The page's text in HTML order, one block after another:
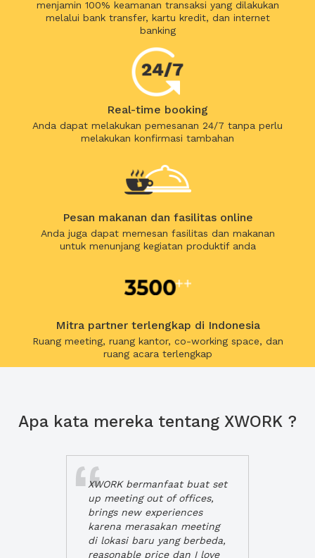
menjamin 100% keamanan transaksi yang dilakukan
melalui bank transfer, kartu kredit, dan internet
banking
Real-time booking
Anda dapat melakukan pemesanan 24/7 tanpa perlu
melakukan konfirmasi tambahan
Pesan makanan dan fasilitas online
Anda juga dapat memesan fasilitas dan makanan
untuk menunjang kegiatan produktif anda
Mitra partner terlengkap di Indonesia
Ruang meeting, ruang kantor, co-working space, dan
ruang acara terlengkap
Apa kata mereka tentang XWORK ?
XWORK bermanfaat buat set
up meeting out of offices,
brings new experiences
karena merasakan meeting
di lokasi baru yang berbeda,
reasonable price dan I love